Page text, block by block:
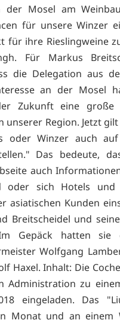
der Mosel am
für unsere Winzer
für ihre Rieslingweine
Für Markus
die Delegation aus
an der Mosel
Zukunft eine große
unserer Region. Jetzt gilt
oder Winzer auch
Das bedeute,
auch
oder sich Hotels und
asiatischen Kunden
Breitscheidel und
Gepäck hatten sie
Wolfgang
Haxel. Inhalt: Die
Administration zu
eingeladen. Das
Monat und an einem